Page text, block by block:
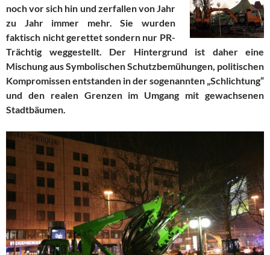
noch vor sich hin und zerfallen von Jahr
zu Jahr immer mehr. Sie wurden
faktisch nicht gerettet sondern nur PR-
Trächtig weggestellt. Der Hintergrund ist daher eine
Mischung aus Symbolischen Schutzbemühungen, politischen
Kompromissen entstanden in der sogenannten „Schlichtung“
und den realen Grenzen im Umgang mit gewachsenen
Stadtbäumen.